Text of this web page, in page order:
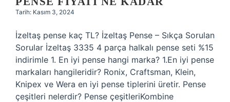
Tarih: Kasım 3, 2024
İzeltaş pense kaç TL? İzeltaş Pense – Sıkça Sorulan
Sorular İzeltaş 3335 4 parça halkalı pense seti %15
indirimle 1. En iyi pense hangi marka? 1.En iyi pense
markaları hangileridir? Ronix, Craftsman, Klein,
Knipex ve Wera en iyi pense tiplerini üretir. Pense
çeşitleri nelerdir? Pense çeşitleriKombine